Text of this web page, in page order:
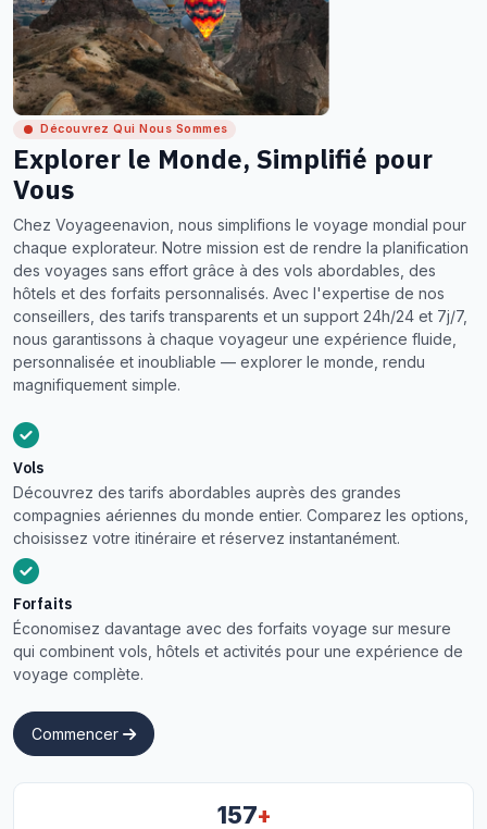
Découvrez Qui Nous Sommes
Explorer le Monde, Simplifié pour
Vous
Chez Voyageenavion, nous simplifions le voyage mondial pour
chaque explorateur. Notre mission est de rendre la planification
des voyages sans effort grâce à des vols abordables, des
hôtels et des forfaits personnalisés. Avec l'expertise de nos
conseillers, des tarifs transparents et un support 24h/24 et 7j/7,
nous garantissons à chaque voyageur une expérience fluide,
personnalisée et inoubliable — explorer le monde, rendu
magnifiquement simple.
Vols
Découvrez des tarifs abordables auprès des grandes
compagnies aériennes du monde entier. Comparez les options,
choisissez votre itinéraire et réservez instantanément.
Forfaits
Économisez davantage avec des forfaits voyage sur mesure
qui combinent vols, hôtels et activités pour une expérience de
voyage complète.
Commencer
157+